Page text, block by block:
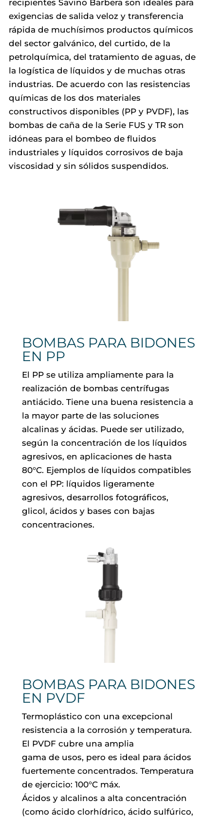
recipientes Savino Barbera son ideales para
exigencias de salida veloz y transferencia
rápida de muchísimos productos químicos
del sector galvánico, del curtido, de la
petrolquímica, del tratamiento de aguas, de
la logística de líquidos y de muchas otras
industrias. De acuerdo con las resistencias
químicas de los dos materiales
constructivos disponibles (PP y PVDF), las
bombas de caña de la Serie FUS y TR son
idóneas para el bombeo de fluidos
industriales y líquidos corrosivos de baja
viscosidad y sin sólidos suspendidos.
BOMBAS PARA BIDONES
EN PP
El PP se utiliza ampliamente para la
realización de bombas centrífugas
antiácido. Tiene una buena resistencia a
la mayor parte de las soluciones
alcalinas y ácidas. Puede ser utilizado,
según la concentración de los líquidos
agresivos, en aplicaciones de hasta
80°C. Ejemplos de líquidos compatibles
con el PP: líquidos ligeramente
agresivos, desarrollos fotográficos,
glicol, ácidos y bases con bajas
concentraciones.
BOMBAS PARA BIDONES
EN PVDF
Termoplástico con una excepcional
resistencia a la corrosión y temperatura.
El PVDF cubre una amplia
gama de usos, pero es ideal para ácidos
fuertemente concentrados. Temperatura
de ejercicio: 100°C máx.
Ácidos y alcalinos a alta concentración
(como ácido clorhídrico, ácido sulfúrico,